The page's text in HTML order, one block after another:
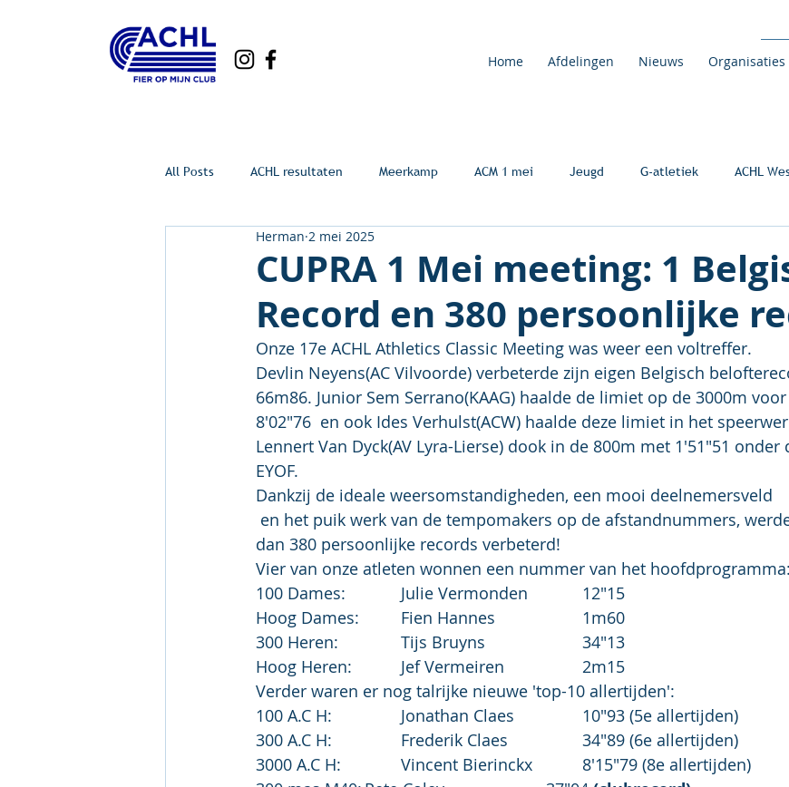
Home Afdelingen Nieuws Organisaties
All Posts ACHL resultaten Meerkamp ACM 1 mei Jeugd G-atletiek ACHL
CUPRA 1 Mei meeting: 1
Record en 380 persoonlijke
Herman 2 mei 2025
Onze 17e ACHL Athletics Classic Meeting was weer een voltreffer.
Devlin Neyens(AC Vilvoorde) verbeterde zijn eigen Belgisch
66m86. Junior Sem Serrano(KAAG) haalde de limiet op de 3000m
8'02"76  en ook Ides Verhulst(ACW) haalde deze limiet in het
Lennert Van Dyck(AV Lyra-Lierse) dook in de 800m met 1'51"51
EYOF.
Dankzij de ideale weersomstandigheden, een mooi deelnemersveld
dan 380 persoonlijke records verbeterd!
Vier van onze atleten wonnen een nummer van het hoofdprogramma:
100 Dames:		Julie Vermonden		12"15
Hoog Dames:		Fien Hannes			1m60
300 Heren:		Tijs Bruyns			34"13
Hoog Heren:		Jef Vermeiren			2m15
Verder waren er nog talrijke nieuwe 'top-10 allertijden':
100 A.C H:		Jonathan Claes		10"93 (5e allertijden)
300 A.C H:		Frederik Claes		34"89 (6e allertijden)
3000 A.C H:		Vincent Bierinckx		8'15"79 (8e allertijden)